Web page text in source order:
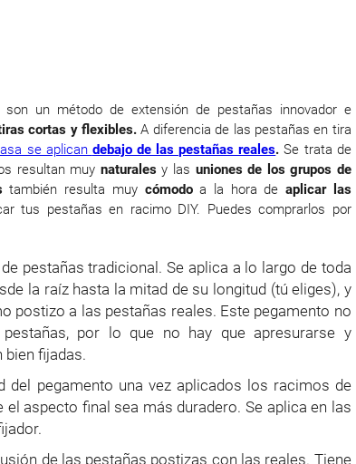
son un método de extensión de pestañas innovador e
cortas y flexibles. A diferencia de las pestañas en tira
se aplican debajo de las pestañas reales. Se trata de
resultan muy naturalesy las uniones de los grupos de
también resulta muy cómodoa la hora deaplicar las
tus pestañas en racimo DIY. Puedes comprarlos por
pestañas tradicional. Se aplica a lo largo de toda
la raíz hasta la mitad de su longitud (tú eliges), y
postizo a las pestañas reales. Este pegamento no
por lo que no hay que apresurarse y
bien fijadas.
del pegamento una vez aplicados los racimos de
aspecto final sea más duradero. Se aplica en las
de las pestañas postizas con las reales. Tiene